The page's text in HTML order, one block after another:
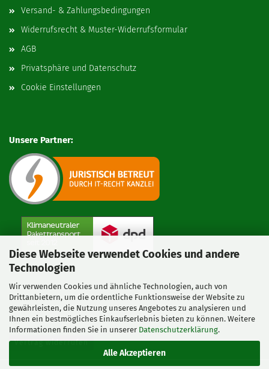
Diese Webseite verwendet Cookies und andere
Technologien
Wir verwenden Cookies und ähnliche Technologien, auch von
Drittanbietern, um die ordentliche Funktionsweise der Website zu
gewährleisten, die Nutzung unseres Angebotes zu analysieren und
Ihnen ein bestmögliches Einkaufserlebnis bieten zu können. Weitere
Informationen finden Sie in unserer Datenschutzerklärung.
Alle Akzeptieren
Versand- & Zahlungsbedingungen
Widerrufsrecht & Muster-Widerrufsformular
AGB
Privatsphäre und Datenschutz
Cookie Einstellungen
Unsere Partner:
Vertrag widerrufen